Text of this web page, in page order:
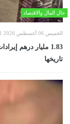
حال المال والاقتصاد
الخميس 06 أغسطس 2026 02:21 صباحاً
تاريخها